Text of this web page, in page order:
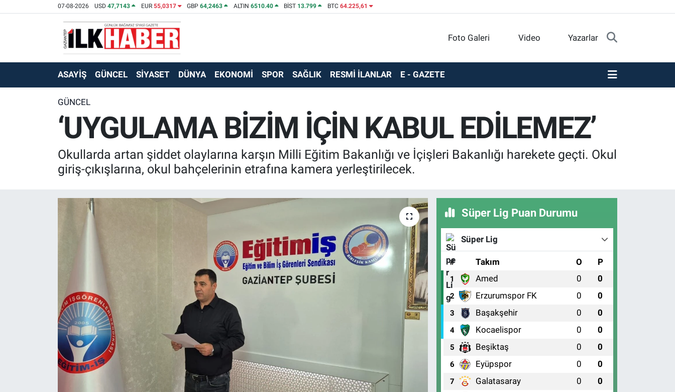
07-08-2026 USD47,7143 EUR 55,0317 GBP64,2463 ALTIN 6510.40 BİST 13.799 BTC 64.225,61
Foto Galeri Video Yazarlar
ASAYİŞ GÜNCEL SİYASET DÜNYA EKONOMİ SPOR SAĞLIK RESMİ İLANLAR E - GAZETE
GÜNCEL
‘UYGULAMA BİZİM İÇİN KABUL EDİLEMEZ’
Okullarda artan şiddet olaylarına karşın Milli Eğitim Bakanlığı ve İçişleri Bakanlığı harekete geçti. Okul
giriş-çıkışlarına, okul bahçelerinin etrafına kamera yerleştirilecek.
Süper Lig Puan Durumu
Süper Lig
# Takım O P
1 Amed 0 0
2 Erzurumspor FK 0 0
3 Başakşehir 0 0
4 Kocaelispor 0 0
5 Beşiktaş 0 0
6 Eyüpspor 0 0
7 Galatasaray 0 0
EKONOMİ
SİYASET
SAĞLIK
TEKNOLOJİ
KÜLTÜR - SANAT
Beyoğlu Hava Durumu
Beyoğlu Trafik Yoğunluk Haritası
Süper Lig Puan Durumu ve Fikstür
Tüm Manşetler
Son Dakika Haberleri
Haber Arşivi